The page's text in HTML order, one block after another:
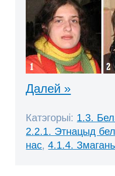
Далей »
Катэгорыі: 1.3.
2.2.1. Этнацыд
нас,4.1.4.